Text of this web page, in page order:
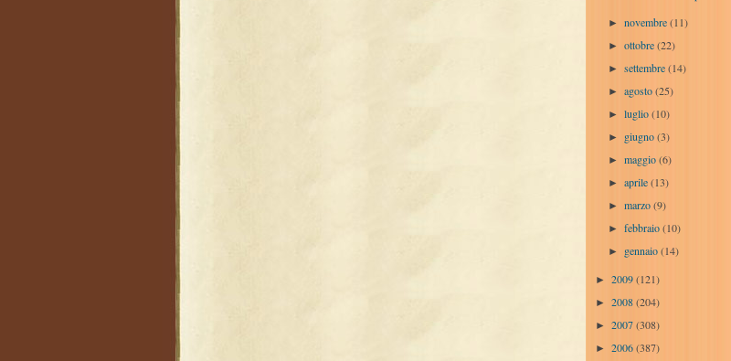
►novembre(11)
►ottobre(22)
►settembre(14)
►agosto(25)
►luglio(10)
► giugno(3)
►maggio(6)
►aprile(13)
►marzo(9)
►febbraio(10)
► gennaio(14)
► 2009(121)
► 2008(204)
► 2007(308)
► 2006(387)